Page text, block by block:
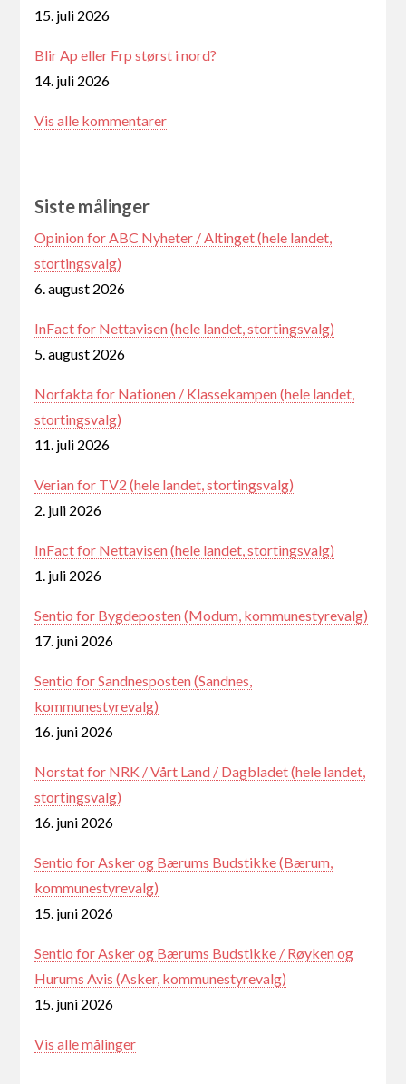
15. juli 2026
Blir Ap eller Frp størst i nord?
14. juli 2026
Vis alle kommentarer
Siste målinger
Opinion for ABC Nyheter / Altinget (hele landet,
stortingsvalg)
6. august 2026
InFact for Nettavisen (hele landet, stortingsvalg)
5. august 2026
Norfakta for Nationen / Klassekampen (hele landet,
stortingsvalg)
11. juli 2026
Verian for TV2 (hele landet, stortingsvalg)
2. juli 2026
InFact for Nettavisen (hele landet, stortingsvalg)
1. juli 2026
Sentio for Bygdeposten (Modum, kommunestyrevalg)
17. juni 2026
Sentio for Sandnesposten (Sandnes,
kommunestyrevalg)
16. juni 2026
Norstat for NRK / Vårt Land / Dagbladet (hele landet,
stortingsvalg)
16. juni 2026
Sentio for Asker og Bærums Budstikke (Bærum,
kommunestyrevalg)
15. juni 2026
Sentio for Asker og Bærums Budstikke / Røyken og
Hurums Avis (Asker, kommunestyrevalg)
15. juni 2026
Vis alle målinger